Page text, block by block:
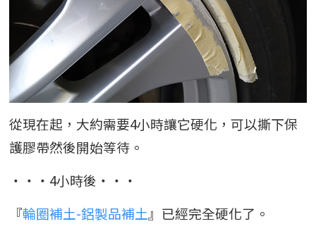
從現在起，大約需要4小時讓它硬化，可以撕下保
護膠帶然後開始等待。
・・・4小時後・・・
『輪圈補土-鋁製品補土』已經完全硬化了。